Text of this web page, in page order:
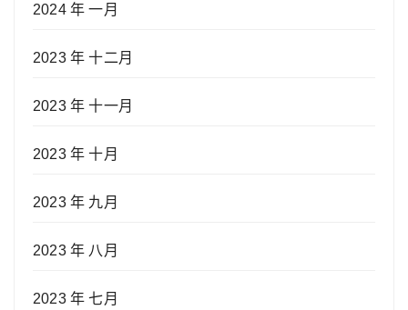
2024 年 一月
2023 年 十二月
2023 年 十一月
2023 年 十月
2023 年 九月
2023 年 八月
2023 年 七月